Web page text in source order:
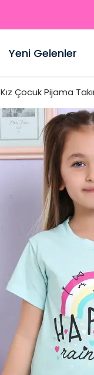
Yeni Gelenler
Kız Çocuk Pijama